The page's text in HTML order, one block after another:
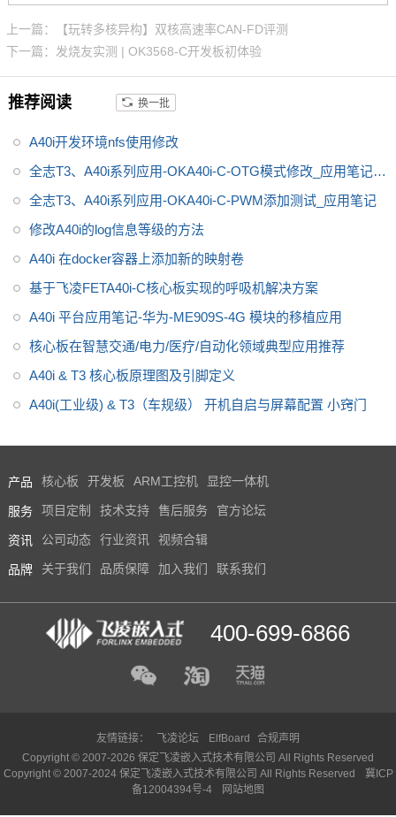
3L，存储8GB eMMC。
全志A40
工控行业芯片平台 A40i为国产工
控行业芯，全志A40i处理器代表
了Allwin在智能工业控制领域的成
-C开发板是飞凌推出的一款中国
芯，全国产级工业级开发板，适
用于
适用于基于视觉交互的工业
上一篇：【玩转多核异构】双核高速率CAN-FD评测
下一篇：发烧友实测 | OK3568-C开发板初体验
推荐阅读 换一批
A40i开发环境nfs使用修改
全志T3、A40i系列应用-OKA40i-C-OTG模式修改_应用笔记_
V1.0
全志T3、A40i系列应用-OKA40i-C-PWM添加测试_应用笔记
修改A40i的log信息等级的方法
A40i 在docker容器上添加新的映射卷
基于飞凌FETA40i-C核心板实现的呼吸机解决方案
A40i 平台应用笔记-华为-ME909S-4G 模块的移植应用
核心板在智慧交通/电力/医疗/自动化领域典型应用推荐
A40i & T3 核心板原理图及引脚定义
A40i(工业级) & T3（车规级） 开机自启与屏幕配置 小窍门
产品 核心板 开发板 ARM工控机 显控一体机
服务 项目定制 技术支持 售后服务 官方论坛
资讯 公司动态 行业资讯 视频合辑
品牌 关于我们 品质保障 加入我们 联系我们
400-699-6866
友情链接： 飞凌论坛 ElfBoard
合规声明
Copyright © 2007-2026 保定飞凌嵌入式技术有限公司 All Rights Reserved
Copyright © 2007-2024 保定飞凌嵌入式技术有限公司 All Rights Reserved
冀ICP
备12004394号-4
网站地图